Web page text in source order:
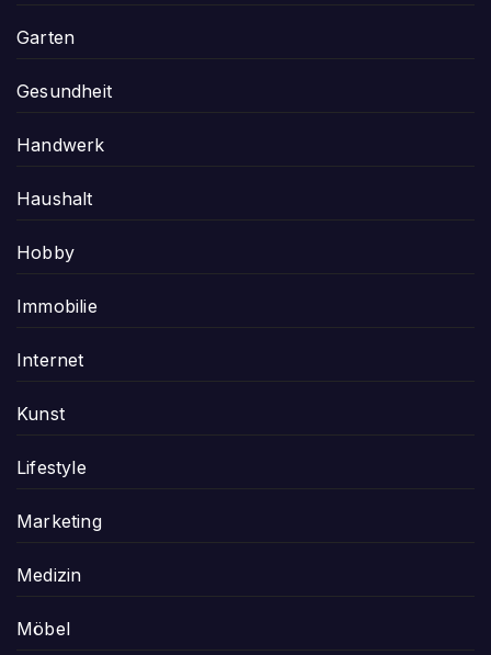
Garten
Gesundheit
Handwerk
Haushalt
Hobby
Immobilie
Internet
Kunst
Lifestyle
Marketing
Medizin
Möbel